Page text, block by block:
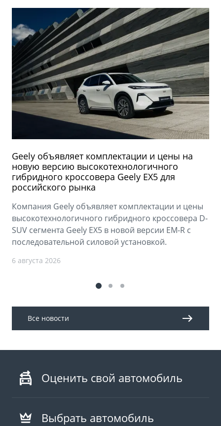
Geely объявляет комплектации и цены на
новую версию высокотехнологичного
гибридного кроссовера Geely EX5 для
российского рынка
Компания Geely объявляет комплектации и цены
высокотехнологичного гибридного кроссовера D-
SUV сегмента Geely EX5 в новой версии EM-R с
последовательной силовой установкой.
6 августа 2026
Все новости
Оценить свой автомобиль
Выбрать автомобиль